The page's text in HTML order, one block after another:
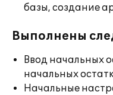
базы, создание
Выполнены
Ввод начальных
начальных
Начальные